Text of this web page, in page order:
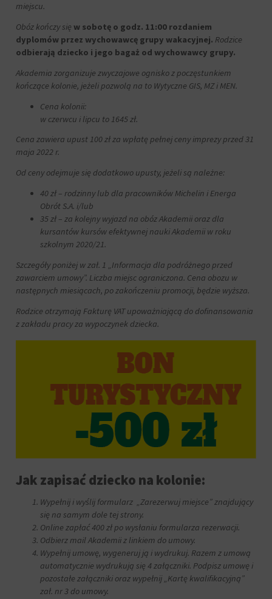
miejscu.
Obóz kończy się w sobotę o godz. 11:00 rozdaniem
dyplomów przez wychowawcę grupy wakacyjnej. Rodzice
odbierają dziecko i jego bagaż od wychowawcy grupy.
Akademia zorganizuje zwyczajowe ognisko z poczęstunkiem
kończące kolonie, jeżeli pozwolą na to Wytyczne GIS, MZ i MEN.
Cena kolonii:
w czerwcu i lipcu to 1645 zł.
Cena zawiera upust 100 zł za wpłatę pełnej ceny imprezy przed 31
maja 2022 r.
Od ceny odejmuje się dodatkowo upusty, jeżeli są należne:
40 zł – rodzinny lub dla pracowników Michelin i Energa
Obrót S.A. i/lub
35 zł – za kolejny wyjazd na obóz Akademii oraz dla
kursantów kursów efektywnej nauki Akademii w roku
szkolnym 2020/21.
Szczegóły poniżej w zał. 1 „Informacja dla podróżnego przed
zawarciem umowy”. Liczba miejsc ograniczona. Cena obozu w
następnych miesiącach, po zakończeniu promocji, będzie wyższa.
Rodzice otrzymają Fakturę VAT upoważniającą do dofinansowania
z zakładu pracy za wypoczynek dziecka.
Jak zapisać dziecko na kolonie:
Wypełnij i wyślij formularz „Zarezerwuj miejsce” znajdujący
się na samym dole tej strony.
Online zapłać 400 zł po wysłaniu formularza rezerwacji.
Odbierz mail Akademii z linkiem do umowy.
Wypełnij umowę, wygeneruj ją i wydrukuj. Razem z umową
automatycznie wydrukują się 4 załączniki. Podpisz umowę i
pozostałe załączniki oraz wypełnij „Kartę kwalifikacyjną”
zał. nr 3 do umowy.